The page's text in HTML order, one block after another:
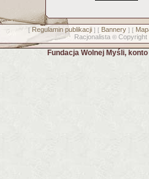
[ Regulamin publikacji] [ Bannery] [
Racjonalista © Copyright
Fundacja Wolnej Myśli,